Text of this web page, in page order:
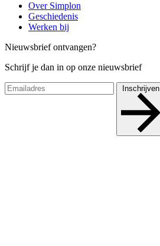
Over Simplon
Geschiedenis
Werken bij
Nieuwsbrief ontvangen?
Schrijf je dan in op onze nieuwsbrief
Inschrijven